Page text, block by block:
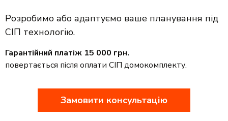
Розробимо або адаптуємо ваше планування під
СІП технологію.
Гарантійний платіж 15 000 грн.
повертається після оплати СІП домокомплекту.
Замовити консультацію